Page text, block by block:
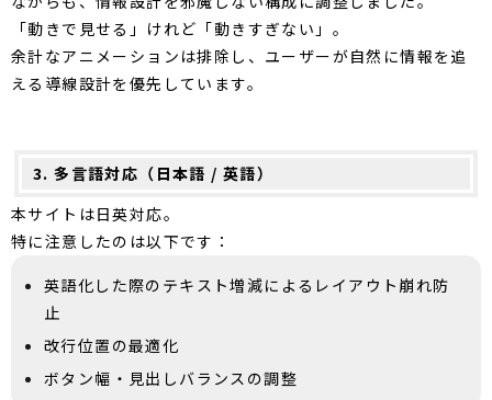
「動きで見せる」けれど「動きすぎない」。
余計なアニメーションは排除し、ユーザーが自然に情報を追
える導線設計を優先しています。
3. 多言語対応（日本語 / 英語）
本サイトは日英対応。
特に注意したのは以下です：
英語化した際のテキスト増減によるレイアウト崩れ防
止
改行位置の最適化
ボタン幅・見出しバランスの調整